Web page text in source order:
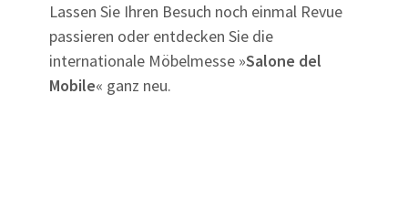
Lassen Sie Ihren Besuch noch einmal Revue
passieren oder entdecken Sie die
internationale Möbelmesse »Salone del
Mobile« ganz neu.